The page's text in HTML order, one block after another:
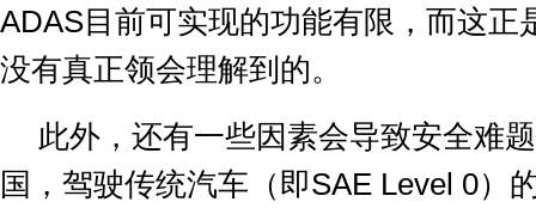
ADAS目前可实现的功能有限，而这正
没有真正领会理解到的。
此外，还有一些因素会导致安全难
国，驾驶传统汽车（即SAE Level 0）